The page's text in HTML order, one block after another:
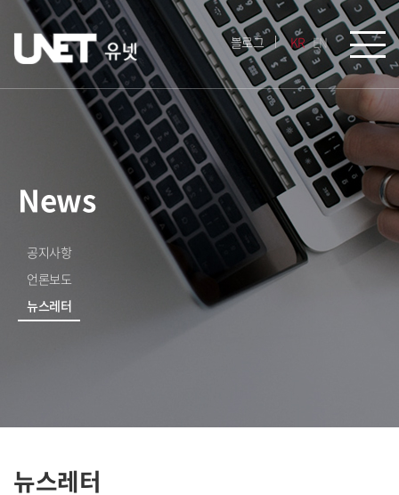
블로그 KR EN
News
공지사항
언론보도
뉴스레터
뉴스레터